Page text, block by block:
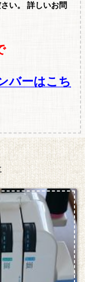
い。
詳しいお問
バーはこち